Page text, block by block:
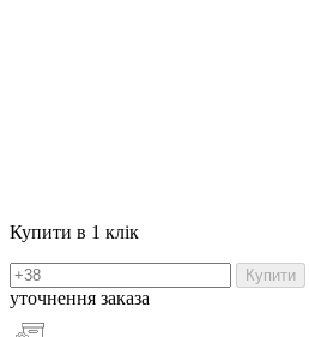
Купити в 1 клік
Купити
уточнення заказа